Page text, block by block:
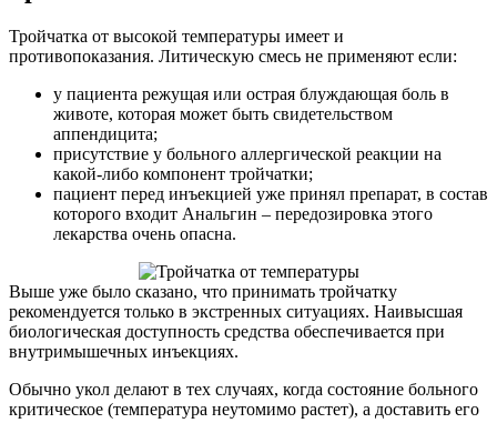
Тройчатка от высокой температуры имеет и
противопоказания. Литическую смесь не применяют если:
у пациента режущая или острая блуждающая боль в
животе, которая может быть свидетельством
аппендицита;
присутствие у больного аллергической реакции на
какой-либо компонент тройчатки;
пациент перед инъекцией уже принял препарат, в состав
которого входит Анальгин – передозировка этого
лекарства очень опасна.
Выше уже было сказано, что принимать тройчатку
рекомендуется только в экстренных ситуациях. Наивысшая
биологическая доступность средства обеспечивается при
внутримышечных инъекциях.
Обычно укол делают в тех случаях, когда состояние больного
критическое (температура неутомимо растет), а доставить его